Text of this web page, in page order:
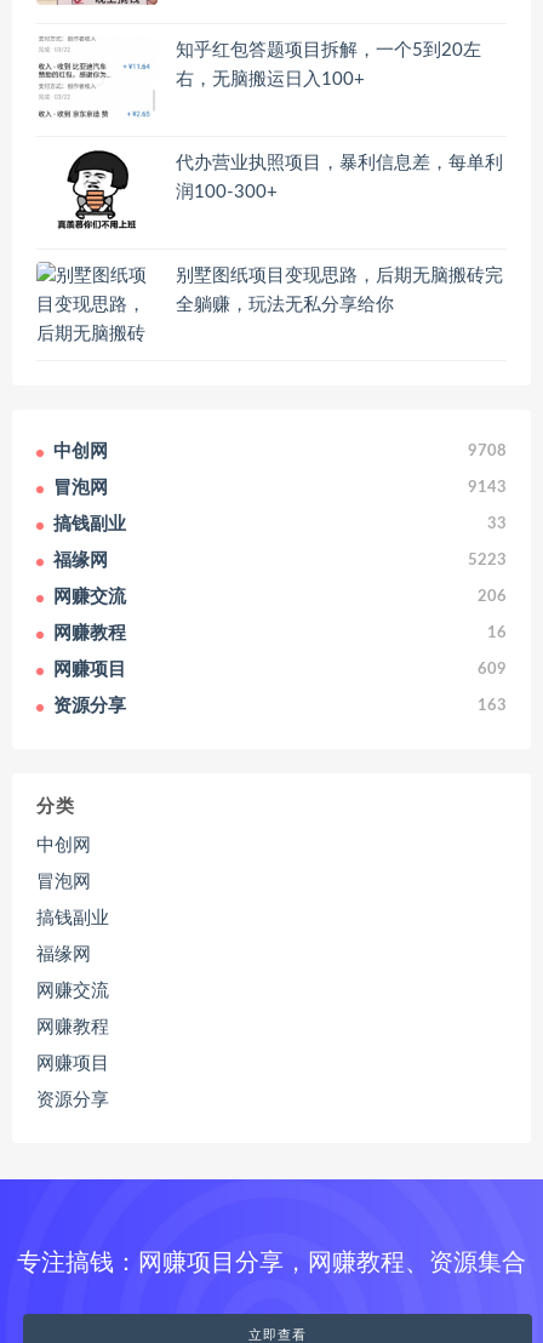
知乎红包答题项目拆解，一个5到20左
右，无脑搬运日入100+
代办营业执照项目，暴利信息差，每单利
润100-300+
别墅图纸项目变现思路，后期无脑搬砖完
全躺赚，玩法无私分享给你
中创网 9708
冒泡网 9143
搞钱副业 33
福缘网 5223
网赚交流 206
网赚教程 16
网赚项目 609
资源分享 163
分类
中创网
冒泡网
搞钱副业
福缘网
网赚交流
网赚教程
网赚项目
资源分享
专注搞钱：网赚项目分享，网赚教程、资源集合
立即查看